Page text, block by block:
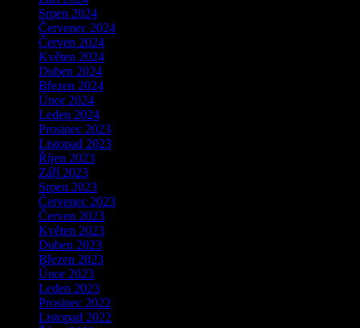
Srpen 2024
Červenec 2024
Červen 2024
Květen 2024
Duben 2024
Březen 2024
Únor 2024
Leden 2024
Prosinec 2023
Listopad 2023
Říjen 2023
Září 2023
Srpen 2023
Červenec 2023
Červen 2023
Květen 2023
Duben 2023
Březen 2023
Únor 2023
Leden 2023
Prosinec 2022
Listopad 2022